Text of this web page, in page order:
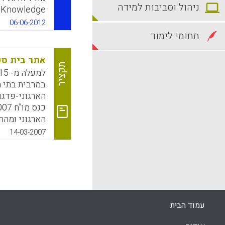
בדרכי
טכנולוגי
וידע
06-06-2012
תקציר
אתר בית
במרבית
הארגוני-
הארגוני
בית ספר
המודרנית,
אותם ניתן
אתר רצוי,
את פעילות
14-03-2007
ניהול וסביבות למידה
תחומי לימוד
עמוד הבית